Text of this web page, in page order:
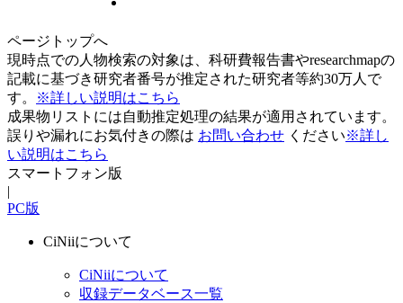
ページトップへ
現時点での人物検索の対象は、科研費報告書やresearchmapの
記載に基づき研究者番号が推定された研究者等約30万人で
す。
※詳しい説明はこちら
成果物リストには自動推定処理の結果が適用されています。
誤りや漏れにお気付きの際は お問い合わせ ください※詳し
い説明はこちら
スマートフォン版
|
PC版
CiNiiについて
CiNiiについて
収録データベース一覧